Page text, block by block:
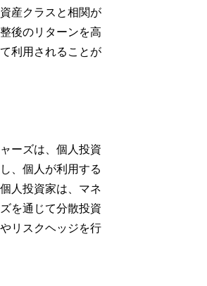
産クラスと相関が
後のリターンを高
利用されることが
ーズは、個人投資
、個人が利用する
人投資家は、マネ
を通じて分散投資
リスクヘッジを行